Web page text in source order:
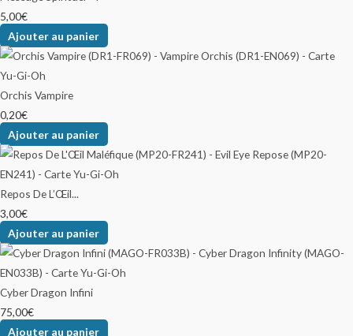
5,00€
Ajouter au panier
Orchis Vampire
0,20€
Ajouter au panier
Repos De L’Œil...
3,00€
Ajouter au panier
Cyber Dragon Infini
75,00€
Ajouter au panier